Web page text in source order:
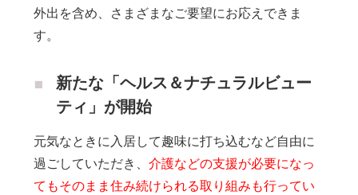
外出を含め、さまざまなご要望にお応えできま
す。
新たな「ヘルス＆ナチュラルビュー
ティ」が開始
元気なときに入居して趣味に打ち込むなど自由に
過ごしていただき、 介護などの支援が必要になっ
てもそのまま住み続けられる取り組みも行ってい